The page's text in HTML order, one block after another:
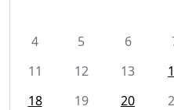
4
5 6
11
12 13
18
19 20